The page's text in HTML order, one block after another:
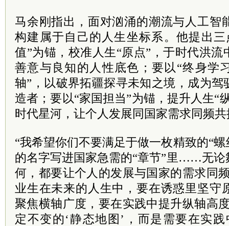
马余刚指出，面对汹涌的潮流与人工智
构建属于自己的人生坐标系。他提出
值”为锚，校准人生“原点”，于时代洪
善意与良知的人性底色；要以“终身学
轴”，以破界拓疆探寻未知之境，成为
造者；要以“家国担当”为锚，提升人生“
时代星河，让个人发展同国家需求同频
“我希望你们不要满足于做一枚精致的“
的名字写进国家急需的“章节”里……无论
何，都要让个人的发展与国家的需求同
业生在未来的人生中，要在诱惑里坚守
聚焦横轴广度，要在实践中提升纵轴高
定不变的‘静态地图’，而是需要在实